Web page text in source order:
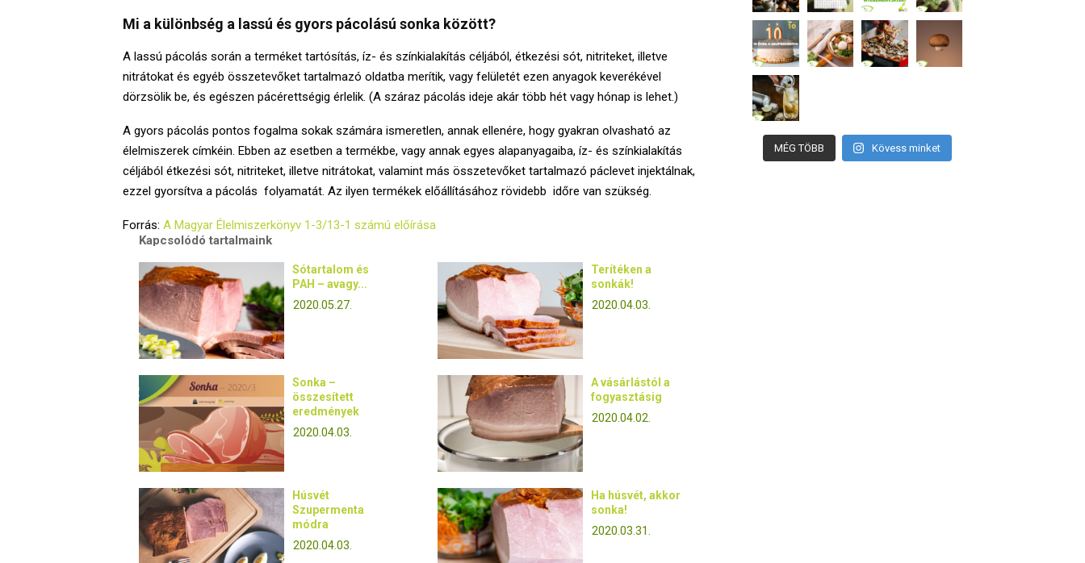
Mi a különbség a lassú és gyors pácolású sonka között?
A lassú pácolás során a terméket tartósítás, íz- és színkialakítás céljából, étkezési sót, nitriteket, illetve
nitrátokat és egyéb összetevőket tartalmazó oldatba merítik, vagy felületét ezen anyagok keverékével
dörzsölik be, és egészen pácérettségig érlelik. (A száraz pácolás ideje akár több hét vagy hónap is lehet.)
A gyors pácolás pontos fogalma sokak számára ismeretlen, annak ellenére, hogy gyakran olvasható az
élelmiszerek címkéin. Ebben az esetben a termékbe, vagy annak egyes alapanyagaiba, íz- és színkialakítás
céljából étkezési sót, nitriteket, illetve nitrátokat, valamint más összetevőket tartalmazó páclevet injektálnak,
ezzel gyorsítva a pácolás folyamatát. Az ilyen termékek előállításához rövidebb időre van szükség.
Forrás: A Magyar Élelmiszerkönyv 1-3/13-1 számú előírása
Kapcsolódó tartalmaink
Sótartalom és
PAH – avagy...
2020.05.27.
Sonka –
összesített
eredmények
2020.04.03.
Húsvét
Szupermenta
módra
2020.04.03.
Terítéken a
sonkák!
2020.04.03.
A vásárlástól a
fogyasztásig
2020.04.02.
Ha húsvét, akkor
sonka!
2020.03.31.
MÉG TÖBB Kövess minket